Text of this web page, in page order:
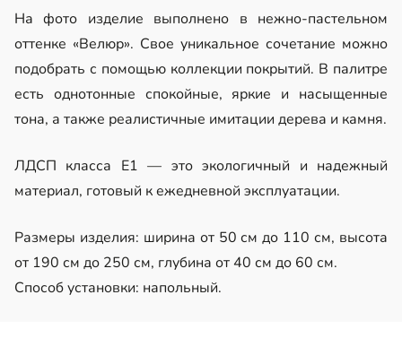
На фото изделие выполнено в нежно-пастельном
оттенке «Велюр». Свое уникальное сочетание можно
подобрать с помощью коллекции покрытий. В палитре
есть однотонные спокойные, яркие и насыщенные
тона, а также реалистичные имитации дерева и камня.
ЛДСП класса Е1 — это экологичный и надежный
материал, готовый к ежедневной эксплуатации.
Размеры изделия: ширина от 50 см до 110 см, высота
от 190 см до 250 см, глубина от 40 см до 60 см.
Способ установки: напольный.